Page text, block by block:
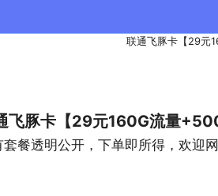
联通飞豚卡【29元
飞豚卡【29元160G流量
套餐透明公开，下单即所得，欢迎